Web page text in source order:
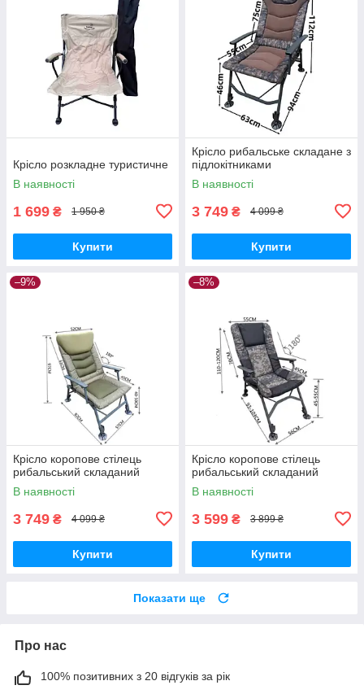
Крісло розкладне туристичне
В наявності
1 699 ₴ 1 950 ₴
Купити
Крісло рибальське складане з
підлокітниками
В наявності
3 749 ₴ 4 099 ₴
Купити
–9%
Крісло коропове стілець
рибальський складаний
В наявності
3 749 ₴ 4 099 ₴
Купити
–8%
Крісло коропове стілець
рибальський складаний
В наявності
3 599 ₴ 3 899 ₴
Купити
Показати ще
Про нас
100% позитивних з 20 відгуків за рік